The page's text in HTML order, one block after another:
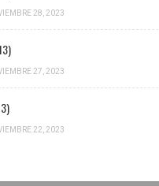
28, 2023
27, 2023
22, 2023